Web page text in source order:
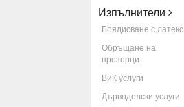
Изпълнители
Боядисване с латекс
Обръщане на
прозорци
ВиК услуги
Дърводелски услуги